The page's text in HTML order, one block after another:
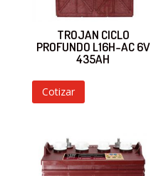
TROJAN CICLO
PROFUNDO L16H-AC 6V
435AH
Cotizar